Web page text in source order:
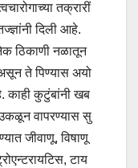
तक्रारीं
दिली आहे.
ठिकाणी नळातून
ते पिण्यास अयो
काही कुटुंबांनी खब
उकळून वापरण्यास सु
जीवाणू, विषाणू
टाय